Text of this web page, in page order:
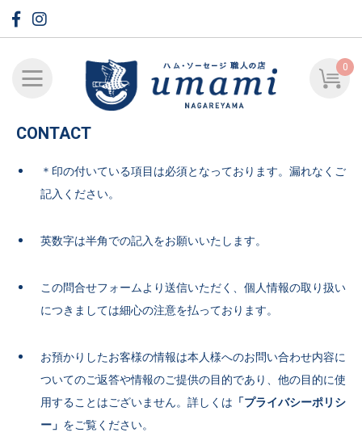
0
CONTACT
＊印の付いている項目は必須となっております。漏れなくご
記入ください。
英数字は半角での記入をお願いいたします。
この問合せフォームより送信いただく、個人情報の取り扱い
につきましては細心の注意を払っております。
お預かりしたお客様の情報は本人様へのお問い合わせ内容に
ついてのご返答や情報のご提供の目的であり、他の目的に使
用することはございません。詳しくは 「プライバシーポリシ
ー」 をご覧ください。